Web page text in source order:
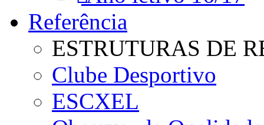
Referência
ESTRUTURAS DE
Clube Desportivo
ESCXEL